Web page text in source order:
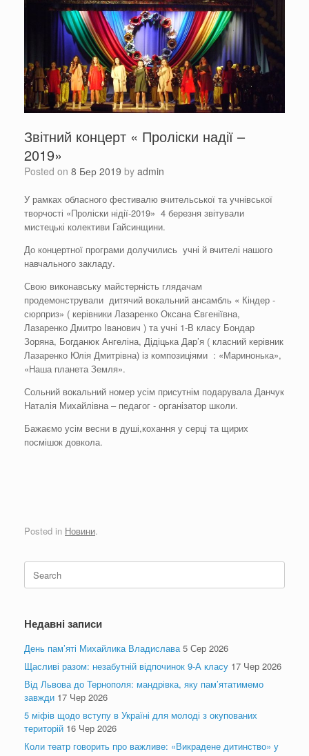
Звітний концерт « Проліски надії –
2019»
Posted on 8 Бер 2019 by admin
У рамках обласного фестивалю вчительської та учнівської
творчості «Проліски нідії-2019» 4 березня звітували
мистецькі колективи Гайсинщини.
До концертної програми долучились учні й вчителі нашого
навчального закладу.
Свою виконавську майстерність глядачам
продемонстрували дитячий вокальний ансамбль « Кіндер -
сюрприз» ( керівники Лазаренко Оксана Євгеніївна,
Лазаренко Дмитро Іванович ) та учні 1-В класу Бондар
Зоряна, Богданюк Ангеліна, Дідіцька Дар’я ( класний керівник
Лазаренко Юлія Дмитрівна) із композиціями : «Маринонька»,
«Наша планета Земля».
Сольний вокальний номер усім присутнім подарувала Данчук
Наталія Михайлівна – педагог - організатор школи.
Бажаємо усім весни в душі,кохання у серці та щирих
посмішок довкола.
Posted in Новини.
Search
for:
Недавні записи
День пам’яті Михайлика Владислава 5 Сер 2026
Щасливі разом: незабутній відпочинок 9-А класу 17 Чер 2026
Від Львова до Тернополя: мандрівка, яку пам’ятатимемо
завжди 17 Чер 2026
5 міфів щодо вступу в Україні для молоді з окупованих
територій 16 Чер 2026
Коли театр говорить про важливе: «Викрадене дитинство» у